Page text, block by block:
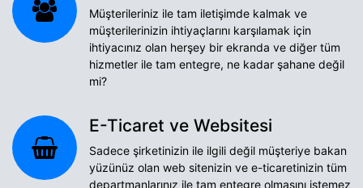
Müşterileriniz ile tam iletişimde kalmak ve
müşterilerinizin ihtiyaçlarını karşılamak için
ihtiyacınız olan herşey bir ekranda ve diğer tüm
hizmetler ile tam entegre, ne kadar şahane değil
mi?
E-Ticaret ve Websitesi
Sadece şirketinizin ile ilgili değil müşteriye bakan
yüzünüz olan web sitenizin ve e-ticaretinizin tüm
departmanlarınız ile tam entegre olmasını istemez